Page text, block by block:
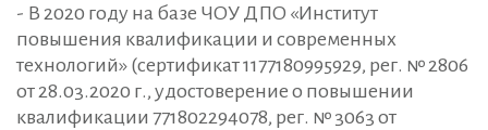
- В 2020 году на базе ЧОУ ДПО «Институт
повышения квалификации и современных
технологий» (сертификат 1177180995929, рег. № 2806
от 28.03.2020 г., удостоверение о повышении
квалификации 771802294078, рег. № 3063 от